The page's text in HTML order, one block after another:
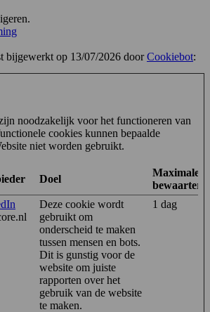
bijgewerkt op 13/07/2026 doorCookiebot:
noodzakelijk voor het functioneren van
cookies kunnen bepaalde
niet worden gebruikt.
Doel
Maximale
Deze cookie wordt
gebruikt om
onderscheid te maken
tussen mensen en bots.
Dit is gunstig voor de
website om juiste
rapporten over het
gebruik van de website
te maken.
1 dag